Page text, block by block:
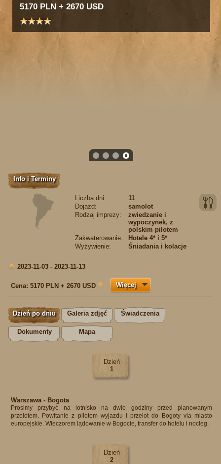
1 2 3 4
5170 PLN + 2670 USD
Info i Terminy
Liczba dni:
11
Dojazd:
samolot
Rodzaj imprezy:
zwiedzanie i
wypoczynek, z
polskim pilotem
Zakwaterowanie:
Hotele 4* i 5*
Wyżywienie:
Śniadania i kolacje
2023-11-03 - 2023-11-13
Cena: 5170 PLN + 2670 USD ★ Więcej
Dzień po dniu Galeria zdjęć Świadczenia
Dokumenty Mapa
Dzień
1
Warszawa - Bogota
Prosimy przybyć na lotnisko na dwie godziny przed planowanym
przelotem. Powitanie z pilotem wyjazdu i przelot do Bogoty via miasto
europejskie. Wieczorem lądowanie w Bogocie, transfer do hotelu i nocleg.​
Dzień
2